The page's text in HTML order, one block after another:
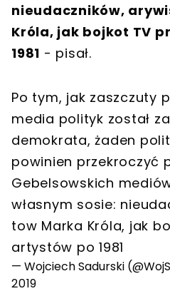
nieudaczników,
Króla, jak bojkot TV
1981 - pisał.
Po tym, jak zaszczuty
media polityk został
demokrata, żaden
powinien przekroczyć
Gebelsowskich
własnym sosie:
tow Marka Króla, jak
artystów po 1981
— Wojciech Sadurski
2019